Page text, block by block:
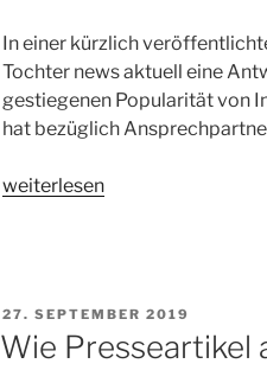
In einer kürzlich
Tochter news aktuell eine
gestiegenen Popularität von
hat bezüglich
„Pressearbeit:
Ansprechpartner
als
weiterlesen
VERÖFFENTLICHT
AM
27. SEPTEMBER 2019
Wie Presseartikel